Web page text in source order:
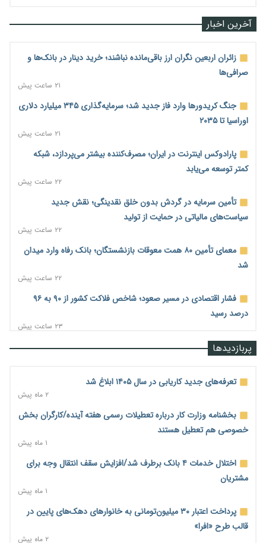
آخرین اخبار
زائران اربعین نگران ارز باقی‌مانده نباشند؛ خرید دینار در بانک‌ها و
صرافی‌ها
۲۱ ساعت پیش
جنگ کریدورها وارد فاز جدید شد؛ سرمایه‌گذاری ۳۴۵ میلیارد دلاری
اوراسیا تا ۲۰۳۵
۲۱ ساعت پیش
پارادوکس اینترنت در ایران؛ مصرف‌کننده بیشتر می‌پردازد، شبکه
کمتر توسعه می‌یابد
۲۲ ساعت پیش
تأمین سرمایه در گردش بدون خلق نقدینگی؛ نقش جدید
سیاست‌های مالیاتی در حمایت از تولید
۲۲ ساعت پیش
معمای تأمین ۸۰ همت معوقات بازنشستگان؛ بانک رفاه وارد میدان
شد
۲۲ ساعت پیش
فشار اقتصادی در مسیر صعود؛ شاخص فلاکت کشور از ۹۰ به ۹۶
درصد رسید
۲۳ ساعت پیش
رشد ۷۵ هزار میلیاردی بازار خرید اعتباری؛ فین‌تک‌ها وارد میدان
۲۳ ساعت پیش
آغاز اجرای پایلوت «ردا کارت» برای دانشجویان تحصیلات تکمیلی
محدودیت تازه برای شبکه بانکی؛ افزایش سپرده قانونی با هدف
کنترل تورم
۱ روز پیش
ترمز تولید خودرو کشیده شد؛ افت ۲۵ درصدی تیراژ ایران‌خودرو،
سایپا و پارس‌خودرو
۱ روز پیش
پربازدیدها
تعرفه‌های جدید کاریابی در سال ۱۴۰۵ ابلاغ شد
۲ ماه پیش
بخشنامه وزارت کار درباره تعطیلات رسمی هفته آینده/کارگران بخش
خصوصی هم تعطیل هستند
۱ ماه پیش
اختلال خدمات ۴ بانک برطرف شد/افزایش سقف انتقال وجه برای
مشتریان
۱ ماه پیش
پرداخت اعتبار ۳۰ میلیون‌تومانی به خانوارهای دهک‌های پایین در
قالب طرح «افرا»
۲ ماه پیش